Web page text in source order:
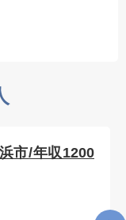
市/年収1200